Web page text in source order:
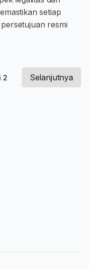
setiap
resmi
2 Selanjutnya